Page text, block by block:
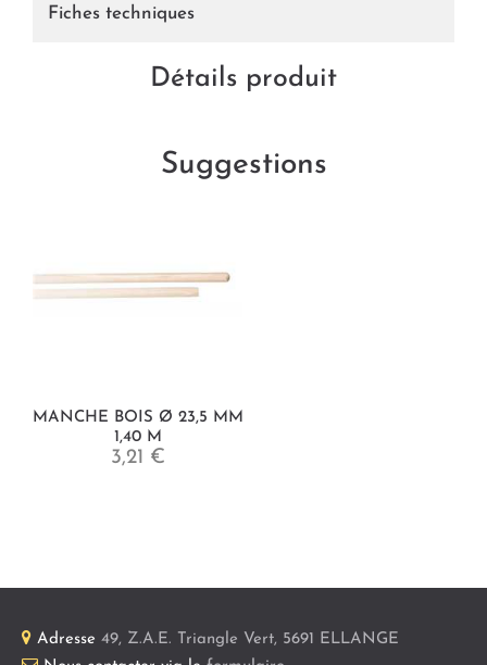
Fiches techniques
Détails produit
Suggestions
MANCHE BOIS Ø 23,5 MM
1,40 M
3,21 €
Adresse 49, Z.A.E. Triangle Vert, 5691 ELLANGE